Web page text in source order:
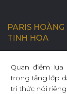
CƠ
PARIS
TINH HOA
Quan điểm
trong tầng lớp
tri thức nói